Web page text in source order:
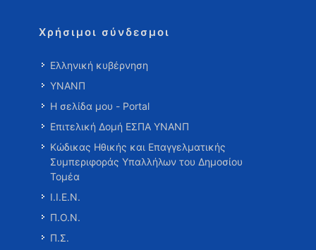
Χρήσιμοι σύνδεσμοι
Ελληνική κυβέρνηση
ΥΝΑΝΠ
Η σελίδα μου - Portal
Επιτελική Δομή ΕΣΠΑ ΥΝΑΝΠ
Κώδικας Ηθικής και Επαγγελματικής
Συμπεριφοράς Υπαλλήλων του Δημοσίου
Τομέα
Ι.Ι.Ε.Ν.
Π.Ο.Ν.
Π.Σ.